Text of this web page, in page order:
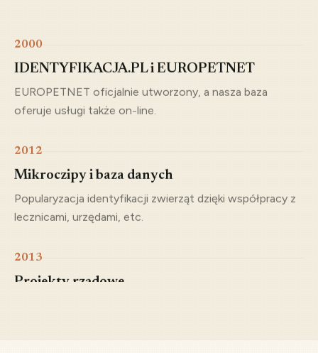
IDENTYFIKACJA.PL i EUROPETNET
EUROPETNET oficjalnie utworzony, a nasza baza
oferuje usługi także on-line.
Mikroczipy i baza danych
Popularyzacja identyfikacji zwierząt dzięki współpracy z
lecznicami, urzędami, etc.
Projekty rządowe